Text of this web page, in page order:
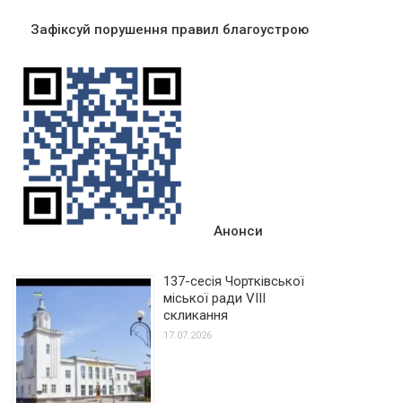
Зафіксуй порушення правил благоустрою
Анонси
137-сесія Чортківської
міської ради VIII
скликання
17.07.2026